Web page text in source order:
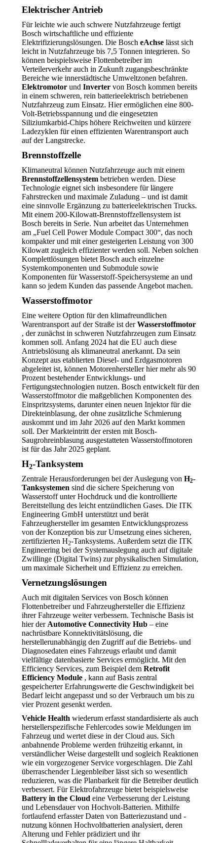
Elektrischer Antrieb
Für leichte wie auch schwere Nutzfahrzeuge fertigt
Bosch wirtschaftliche und effiziente
Elektrifizierungslösungen. Die Bosch eAchse lässt sich
leicht in Nutzfahrzeuge bis 7,5 Tonnen integrieren. So
können beispielsweise Flottenbetreiber im
Verteilerverkehr auch in Zukunft zugangsbeschränkte
Bereiche wie innerstädtische Umweltzonen befahren.
Elektromotor und Inverter von Bosch kommen bereits
in einem schweren, rein batterieelektrisch betriebenen
Nutzfahrzeug zum Einsatz. Hier ermöglichen eine 800-
Volt-Betriebsspannung und die eingesetzten
Siliziumkarbid-Chips höhere Reichweiten und kürzere
Ladezyklen für einen effizienten Warentransport auch
auf der Langstrecke.
Brennstoffzelle
Klimaneutral können Nutzfahrzeuge auch mit einem
Brennstoffzellensystem betrieben werden. Diese
Technologie eignet sich insbesondere für längere
Fahrstrecken und maximale Zuladung – und ist damit
eine sinnvolle Ergänzung zu batterieelektrischen Trucks.
Mit einem 200-Kilowatt-Brennstoffzellensystem ist
Bosch bereits in Serie. Nun arbeitet das Unternehmen
am „Fuel Cell Power Module Compact 300“, das noch
kompakter und mit einer gesteigerten Leistung von 300
Kilowatt zugleich effizienter werden soll. Neben solchen
Komplettlösungen bietet Bosch auch einzelne
Systemkomponenten und Submodule sowie
Komponenten für Wasserstoff-Speichersysteme an und
kann so jedem Kunden das passende Angebot machen.
Wasserstoffmotor
Eine weitere Option für den klimafreundlichen
Warentransport auf der Straße ist derWasserstoffmotor
, der zunächst in schweren Nutzfahrzeugen zum Einsatz
kommen soll. Anfang 2024 hat die EU auch diese
Antriebslösung als klimaneutral anerkannt. Da sein
Konzept aus etablierten Diesel- und Erdgasmotoren
abgeleitet ist, können Motorenhersteller hier mehr als 90
Prozent bestehender Entwicklungs- und
Fertigungstechnologien nutzen. Bosch entwickelt für den
Wasserstoffmotor die maßgeblichen Komponenten des
Einspritzsystems, darunter einen neuen Injektor für die
Direkteinblasung, der ohne zusätzliche Schmierung
auskommt und im Jahr 2026 auf den Markt kommen
soll. Der Markteintritt der ersten mit Bosch-
Saugrohreinblasung ausgestatteten Wasserstoffmotoren
ist für das Jahr 2025 geplant.
H2-Tanksystem
Zentrale Herausforderungen bei der Auslegung von H2-
Tanksystemen sind die sichere Speicherung von
Wasserstoff unter Hochdruck und die kontrollierte
Bereitstellung des leicht entzündlichen Gases. Die ITK
Engineering GmbH unterstützt und berät
Fahrzeughersteller im gesamten Entwicklungsprozess
von der Konzeption bis zur Umsetzung eines sicheren,
zertifizierten H2-Tanksystems. Außerdem setzt die ITK
Engineering bei der Systemauslegung auch auf digitale
Zwillinge (Digital Twins) zur physikalischen Simulation,
um maximale Sicherheit und Effizienz zu erreichen.
Vernetzungslösungen
Auch mit digitalen Services von Bosch können
Flottenbetreiber und Fahrzeughersteller die Effizienz
ihrer Fahrzeuge weiter verbessern. Technische Basis ist
hier der Automotive Connectivity Hub – eine
nachrüstbare Konnektivitätslösung, die
herstellerunabhängig den Zugriff auf die Betriebs- und
Diagnosedaten eines Fahrzeugs erlaubt und damit
vielfältige datenbasierte Services ermöglicht. Mit den
Efficiency Services, zum Beispiel dem Retrofit
Efficiency Module , kann auf Basis zentral
gespeicherter Erfahrungswerte die Geschwindigkeit bei
Bedarf leicht angepasst und so der Verbrauch um bis zu
vier Prozent gesenkt werden.
Vehicle Health wiederum erfasst standardisierte als auch
herstellerspezifische Fehlercodes sowie Meldungen im
Fahrzeug und wertet diese in der Cloud aus. Sich
anbahnende Probleme werden frühzeitig erkannt, in
verständlicher Weise dargestellt und sogleich Reaktionen
wie ein vorgezogener Service vorgeschlagen. Die Zahl
überraschender Liegenbleiber lässt sich so wesentlich
reduzieren, was die Planbarkeit für die Betreiber deutlich
verbessert. Für Elektrofahrzeuge bietet beispielsweise
Battery in the Cloud eine Verbesserung der Leistung
und Lebensdauer von Hochvolt-Batterien. Mithilfe
fortlaufend erfasster Daten von Batteriezustand und -
nutzung können Hochvoltbatterien analysiert, deren
Alterung und Fehler prädiziert und ihr